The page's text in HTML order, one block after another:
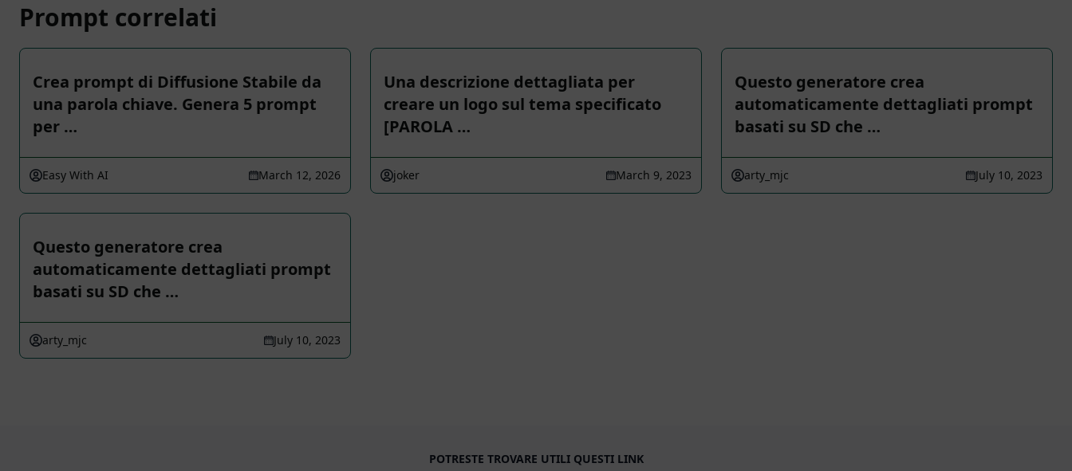
Prompt correlati
Crea prompt di Diffusione Stabile da
una parola chiave. Genera 5 prompt
per …
Easy With AI March 12, 2026
Una descrizione dettagliata per
creare un logo sul tema specificato
[PAROLA …
joker March 9, 2023
Questo generatore crea
automaticamente dettagliati prompt
basati su SD che …
arty_mjc July 10, 2023
Questo generatore crea
automaticamente dettagliati prompt
basati su SD che …
arty_mjc July 10, 2023
POTRESTE TROVARE UTILI QUESTI LINK